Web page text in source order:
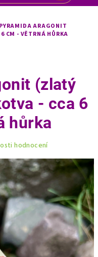
PYRAMIDA ARAGONIT
CM - VĚTRNÁ HŮRKA
(zlatý
- cca 6
hůrka
hodnocení